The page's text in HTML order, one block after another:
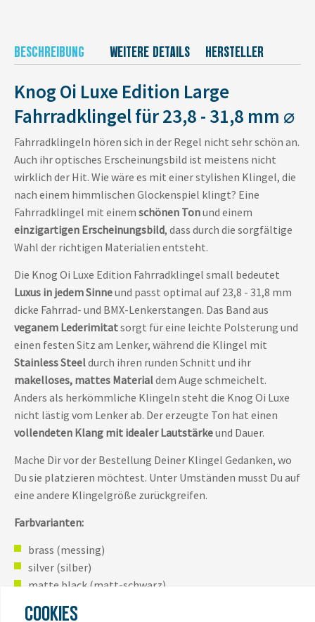
BESCHREIBUNG WEITERE DETAILS HERSTELLER
Knog Oi Luxe Edition Large
Fahrradklingel für 23,8 - 31,8 mm ⌀
Fahrradklingeln hören sich in der Regel nicht sehr schön an.
Auch ihr optisches Erscheinungsbild ist meistens nicht
wirklich der Hit. Wie wäre es mit einer stylishen Klingel, die
nach einem himmlischen Glockenspiel klingt? Eine
Fahrradklingel mit einem schönen Tonund einem
einzigartigen Erscheinungsbild, dass durch die sorgfältige
Wahl der richtigen Materialien entsteht.
Die Knog Oi Luxe Edition Fahrradklingel small bedeutet
Luxus in jedem Sinneund passt optimal auf 23,8 - 31,8 mm
dicke Fahrrad- und BMX-Lenkerstangen. Das Band aus
veganem Lederimitatsorgt für eine leichte Polsterung und
einen festen Sitz am Lenker, während die Klingel mit
Stainless Steeldurch ihren runden Schnitt und ihr
makelloses, mattes Materialdem Auge schmeichelt.
Anders als herkömmliche Klingeln steht die Knog Oi Luxe
nicht lästig vom Lenker ab. Der erzeugte Ton hat einen
vollendeten Klang mit idealer Lautstärkeund Dauer.
Mache Dir vor der Bestellung Deiner Klingel Gedanken, wo
Du sie platzieren möchtest. Unter Umständen musst Du auf
eine andere Klingelgröße zurückgreifen.
Farbvarianten:
brass (messing)
silver (silber)
matte black (matt-schwarz)
Hinweis zu den Preisen im Bereich Zubehör
COOKIES